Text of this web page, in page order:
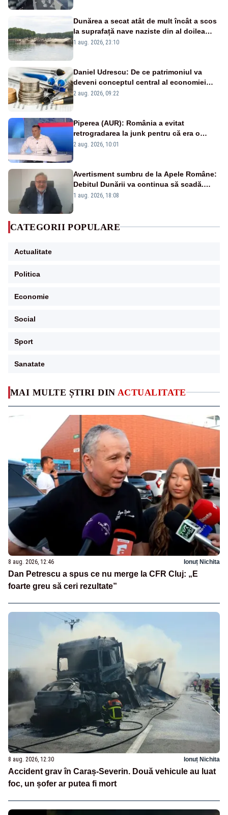
MAI MULTE ȘTIRI DIN ACTUALITATE
8 aug. 2026, 12:46 Ionuț Nichita
Dan Petrescu a spus ce nu merge la CFR Cluj: „E
foarte greu să ceri rezultate”
8 aug. 2026, 12:30 Ionuț Nichita
Accident grav în Caraș-Severin. Două vehicule au luat
foc, un șofer ar putea fi mort
Dunărea a secat atât de mult încât a scos
la suprafață nave naziste din al doilea
război mondial
1 aug. 2026, 23:10
Daniel Udrescu: De ce patrimoniul va
deveni conceptul central al economiei
viitoare?
2 aug. 2026, 09:22
Piperea (AUR): România a evitat
retrogradarea la junk pentru că era o
catastrofă pentru bănci și fondurile de
2 aug. 2026, 10:01
Avertisment sumbru de la Apele Române:
Debitul Dunării va continua să scadă.
Cernavodă s-ar putea închide în 4 zile
1 aug. 2026, 18:08
CATEGORII POPULARE
Actualitate
Politica
Economie
Social
Sport
Sanatate